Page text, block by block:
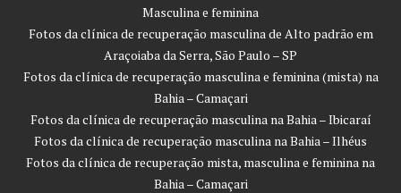
Masculina e feminina
Fotos da clínica de recuperação masculina de Alto padrão em
Araçoiaba da Serra, São Paulo – SP
Fotos da clínica de recuperação masculina e feminina (mista) na
Bahia – Camaçari
Fotos da clínica de recuperação masculina na Bahia – Ibicaraí
Fotos da clínica de recuperação masculina na Bahia – Ilhéus
Fotos da clínica de recuperação mista, masculina e feminina na
Bahia – Camaçari